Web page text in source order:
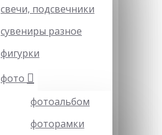
свечи, подсвечники
сувениры разное
фигурки
фото
фотоальбом
фоторамки